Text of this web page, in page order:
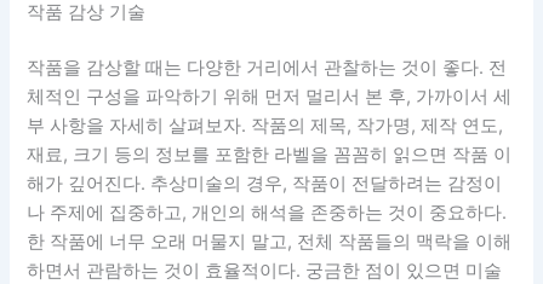
작품 감상 기술
작품을 감상할 때는 다양한 거리에서 관찰하는 것이 좋다. 전
체적인 구성을 파악하기 위해 먼저 멀리서 본 후, 가까이서 세
부 사항을 자세히 살펴보자. 작품의 제목, 작가명, 제작 연도,
재료, 크기 등의 정보를 포함한 라벨을 꼼꼼히 읽으면 작품 이
해가 깊어진다. 추상미술의 경우, 작품이 전달하려는 감정이
나 주제에 집중하고, 개인의 해석을 존중하는 것이 중요하다.
한 작품에 너무 오래 머물지 말고, 전체 작품들의 맥락을 이해
하면서 관람하는 것이 효율적이다. 궁금한 점이 있으면 미술